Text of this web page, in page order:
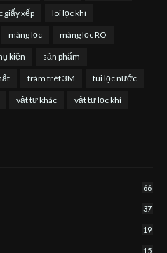
giấy xếp lõi lọc khí
màng lọc màng lọc RO
kiện sản phẩm
trám trét 3M túi lọc nước
vật tư khác vật tư lọc khí
66
37
19
15